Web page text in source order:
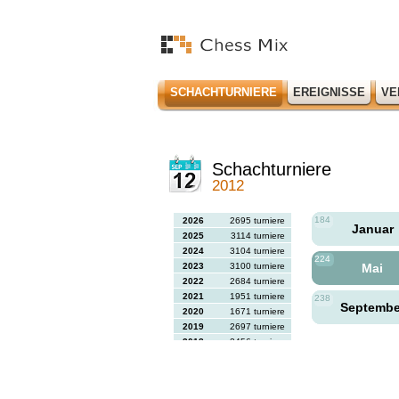
SCHACHTURNIERE EREIGNISSE
Schachturniere
2012
2026
2695 turniere
2025
3114 turniere
2024
3104 turniere
2023
3100 turniere
2022
2684 turniere
2021
1951 turniere
2020
1671 turniere
2019
2697 turniere
2018
2456 turniere
184
Januar
224
Mai
238